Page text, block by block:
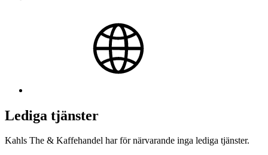
Lediga tjänster
Kahls The & Kaffehandel har för närvarande inga lediga tjänster.